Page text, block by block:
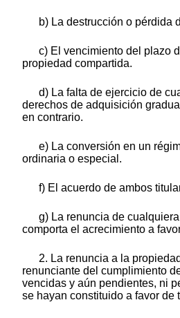
b) La destrucción o pérdida
c) El vencimiento del plazo
propiedad compartida.
d) La falta de ejercicio de
derechos de adquisición
en contrario.
e) La conversión en un
ordinaria o especial.
f) El acuerdo de ambos
g) La renuncia de
comporta el acrecimiento a
2. La renuncia a la
renunciante del cumplimiento
vencidas y aún pendientes, ni
se hayan constituido a favor de